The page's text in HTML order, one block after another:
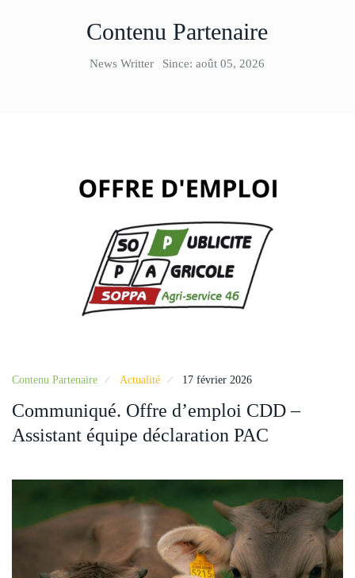
Contenu Partenaire
News Writter Since: août 05, 2026
Contenu Partenaire Actualité 17 février 2026
Communiqué. Offre d’emploi CDD –
Assistant équipe déclaration PAC